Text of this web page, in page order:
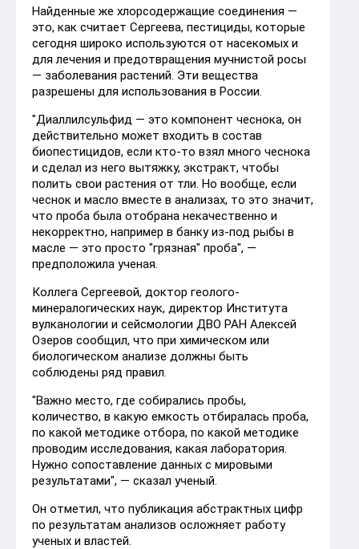
Найденные же хлорсодержащие соединения —
это, как считает Сергеева, пестициды, которые
сегодня широко используются от насекомых и
для лечения и предотвращения мучнистой росы
— заболевания растений. Эти вещества
разрешены для использования в России.
"Диаллилсульфид — это компонент чеснока, он
действительно может входить в состав
биопестицидов, если кто-то взял много чеснока
и сделал из него вытяжку, экстракт, чтобы
полить свои растения от тли. Но вообще, если
чеснок и масло вместе в анализах, то это значит,
что проба была отобрана некачественно и
некорректно, например в банку из-под рыбы в
масле — это просто "грязная" проба", —
предположила ученая.
Коллега Сергеевой, доктор геолого-
минералогических наук, директор Института
вулканологии и сейсмологии ДВО РАН Алексей
Озеров сообщил, что при химическом или
биологическом анализе должны быть
соблюдены ряд правил.
"Важно место, где собирались пробы,
количество, в какую емкость отбиралась проба,
по какой методике отбора, по какой методике
проводим исследования, какая лаборатория.
Нужно сопоставление данных с мировыми
результатами", — сказал ученый.
Он отметил, что публикация абстрактных цифр
по результатам анализов осложняет работу
ученых и властей.